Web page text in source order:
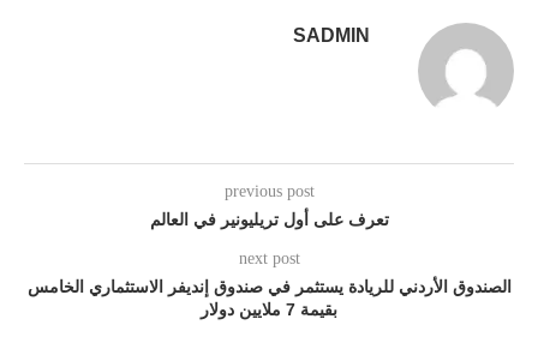
SADMIN
previous post
تعرف على أول تريليونير في العالم
next post
الصندوق الأردني للريادة يستثمر في صندوق إنديفر الاستثماري الخامس
بقيمة 7 ملايين دولار